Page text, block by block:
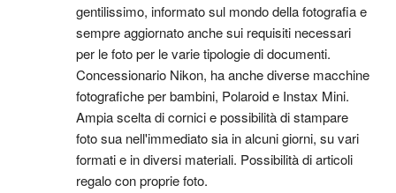
gentilissimo, informato sul mondo della fotografia e
sempre aggiornato anche sui requisiti necessari
per le foto per le varie tipologie di documenti.
Concessionario Nikon, ha anche diverse macchine
fotografiche per bambini, Polaroid e Instax Mini.
Ampia scelta di cornici e possibilità di stampare
foto sua nell'immediato sia in alcuni giorni, su vari
formati e in diversi materiali. Possibilità di articoli
regalo con proprie foto.